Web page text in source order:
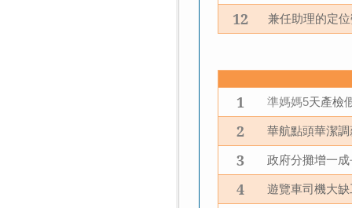
12 兼任助理的定
1 準媽媽5天產檢
2 華航點頭華潔
3 政府分攤增一
4 遊覽車司機大